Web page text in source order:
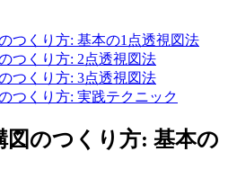
つくり方: 基本の1点透視図法
つくり方: 2点透視図法
つくり方: 3点透視図法
つくり方: 実践テクニック
図のつくり方: 基本の